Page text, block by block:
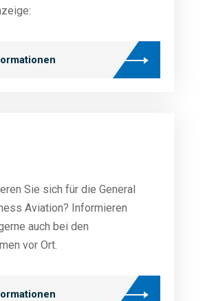
Sie sich für die General
Aviation? Informieren
auch bei den
vor Ort.